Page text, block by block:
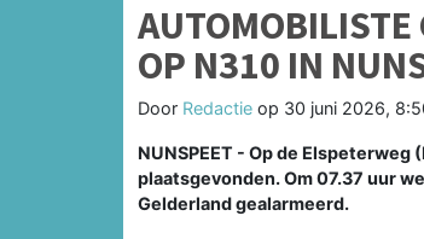
AUTOMOBILISTE
OP N310 IN
Door Redactie op 30 juni 2026,
NUNSPEET - Op de
plaatsgevonden. Om 07.37 uur
Gelderland gealarmeerd.